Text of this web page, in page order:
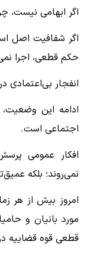
اگر ابهامی نیست،
اگر شفافیت اصل
حکم قطعی، اجرا
‌انفجار
ادامه این
اجتماعی است.
افکار عمومی
نمی‌روند؛ بلکه
‌امروز بیش از هر
مورد بانیان و
قطعی قوه قضاییه